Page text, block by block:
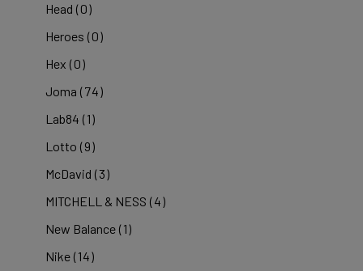
Head (0)
Heroes (0)
Hex (0)
Joma (74)
Lab84 (1)
Lotto (9)
McDavid (3)
MITCHELL & NESS (4)
New Balance (1)
Nike (14)